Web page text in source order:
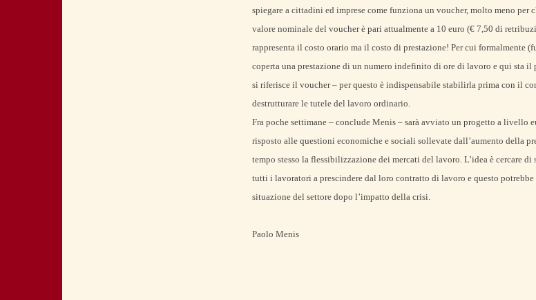
spiegare a cittadini ed imprese come funziona un voucher, molto meno
valore nominale del voucher è pari attualmente a 10 euro (€ 7,50 di
rappresenta il costo orario ma il costo di prestazione! Per cui formalmente
coperta una prestazione di un numero indefinito di ore di lavoro e qui sta
si riferisce il voucher – per questo è indispensabile stabilirla prima con il
destrutturare le tutele del lavoro ordinario.
Fra poche settimane – conclude Menis – sarà avviato un progetto a livello
risposto alle questioni economiche e sociali sollevate dall’aumento della
tempo stesso la flessibilizzazione dei mercati del lavoro. L’idea è cercare
tutti i lavoratori a prescindere dal loro contratto di lavoro e questo
situazione del settore dopo l’impatto della crisi.
Paolo Menis